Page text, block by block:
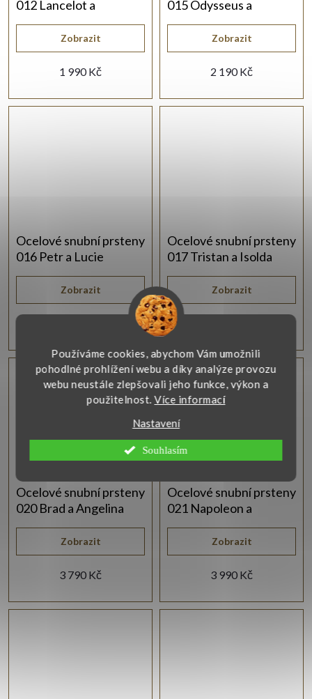
Používáme cookies, abychom Vám umožnili
pohodlné prohlížení webu a díky analýze provozu
webu neustále zlepšovali jeho funkce, výkon a
použitelnost.Více informací
Nastavení
Souhlasím
012 Lancelot a
Guinevera
1 990 Kč
Zobrazit
015 Odysseus a
Penelope
2 190 Kč
Zobrazit
Ocelové snubní prsteny
016 Petr a Lucie
Zobrazit
Ocelové snubní prsteny
017 Tristan a Isolda
Zobrazit
Ocelové snubní prsteny
020 Brad a Angelina
3 790 Kč
Zobrazit
Ocelové snubní prsteny
021 Napoleon a
Josefína
3 990 Kč
Zobrazit